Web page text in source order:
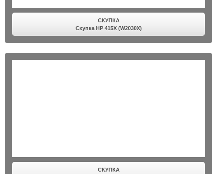
СКУПКА
Скупка HP 415X (W2030X)
СКУПКА